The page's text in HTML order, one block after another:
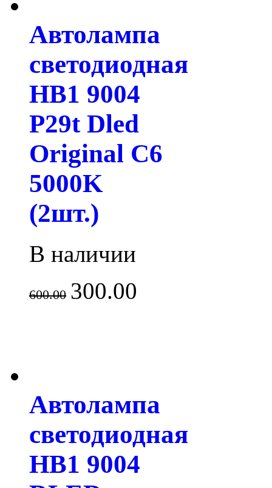
Автолампа
светодиодная
HB1 9004
P29t Dled
Original C6
5000K
(2шт.)
В наличии
600.00 300.00
Автолампа
светодиодная
HB1 9004